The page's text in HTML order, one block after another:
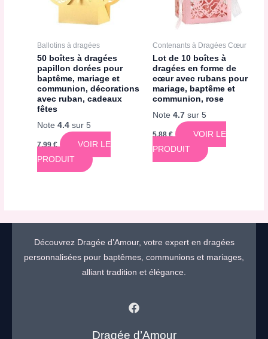
Ballotins à dragées
50 boîtes à dragées
papillon dorées pour
baptême, mariage et
communion, décorations
avec ruban, cadeaux
fêtes
Note4.4 sur 5
7,99€
VOIR LE
PRODUIT
Contenants à Dragées Cœur
Lot de 10 boîtes à
dragées en forme de
cœur avec rubans pour
mariage, baptême et
communion, rose
Note 4.7sur 5
5,88€
VOIR LE
PRODUIT
Découvrez Dragée d’Amour, votre expert en dragées
personnalisées pour baptêmes, communions et mariages,
alliant tradition et élégance.
Dragée d’Amour